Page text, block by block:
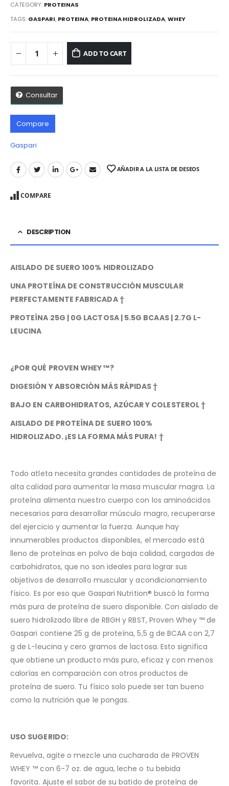
CATEGORY: PROTEINAS
TAGS: GASPARI, PROTEINA, PROTEINA HIDROLIZADA,WHEY
ADD TO CART
Consultar
Compare
Gaspari
AÑADIR A LA LISTA DE DESEOS
COMPARE
DESCRIPTION
AISLADO DE SUERO 100% HIDROLIZADO
UNA PROTEÍNA DE CONSTRUCCIÓN MUSCULAR
PERFECTAMENTE FABRICADA †
PROTEÍNA 25G | 0G LACTOSA | 5.5G BCAAS | 2.7G L-
LEUCINA
¿POR QUÉ PROVEN WHEY ™?
DIGESIÓN Y ABSORCIÓN MÁS RÁPIDAS †
BAJO EN CARBOHIDRATOS, AZÚCAR Y COLESTEROL †
AISLADO DE PROTEÍNA DE SUERO 100%
HIDROLIZADO. ¡ES LA FORMA MÁS PURA! †
Todo atleta necesita grandes cantidades de proteína de
alta calidad para aumentar la masa muscular magra. La
proteína alimenta nuestro cuerpo con los aminoácidos
necesarios para desarrollar músculo magro, recuperarse
del ejercicio y aumentar la fuerza. Aunque hay
innumerables productos disponibles, el mercado está
lleno de proteínas en polvo de baja calidad, cargadas de
carbohidratos, que no son ideales para lograr sus
objetivos de desarrollo muscular y acondicionamiento
físico. Es por eso que Gaspari Nutrition® buscó la forma
más pura de proteína de suero disponible. Con aislado de
suero hidrolizado libre de RBGH y RBST, Proven Whey ™ de
Gaspari contiene 25 g de proteína, 5,5 g de BCAA con 2,7
g de L-leucina y cero gramos de lactosa. Esto significa
que obtiene un producto más puro, eficaz y con menos
calorías en comparación con otros productos de
proteína de suero. Tu físico solo puede ser tan bueno
como la nutrición que le pongas.
USO SUGERIDO:
Revuelva, agite o mezcle una cucharada de PROVEN
WHEY ™ con 6-7 oz. de agua, leche o tu bebida
favorita. Ajuste el sabor de su batido de proteína de